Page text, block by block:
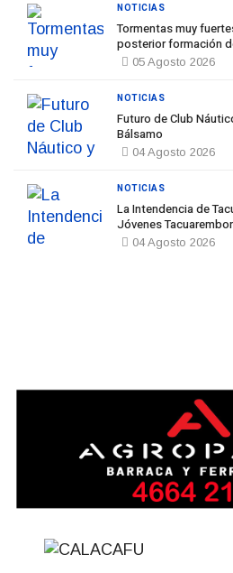
Tormentas muy
posterior formación
05 Agosto 2026
NOTICIAS
Futuro de Club
Bálsamo
04 Agosto 2026
NOTICIAS
La Intendencia de
Jóvenes
04 Agosto 2026
NOTICIAS